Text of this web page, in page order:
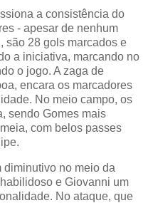
a consistência do
- apesar de nenhum
são 28 gols marcados e
a iniciativa, marcando no
o jogo. A zaga de
encara os marcadores
No meio campo, os
sendo Gomes mais
com belos passes
diminutivo no meio da
e Giovanni um
No ataque, que